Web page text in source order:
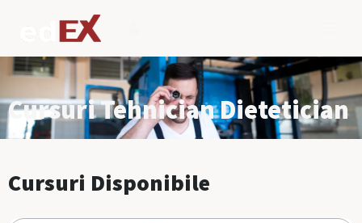
Cursuri Tehnician Dietetician
Cursuri Disponibile